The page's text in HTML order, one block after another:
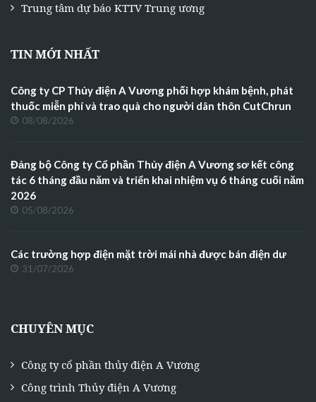
Trung tâm dự báo KTTV Trung ương
TIN MỚI NHẤT
Công ty CP Thủy điện A Vương phối hợp khám bệnh, phát
thuốc miễn phí và trao quà cho người dân thôn CutChrun
08/08/2026
Đảng bộ Công ty Cổ phần Thủy điện A Vương sơ kết công
tác 6 tháng đầu năm và triển khai nhiệm vụ 6 tháng cuối năm
2026
05/08/2026
Các trường hợp điện mặt trời mái nhà được bán điện dư
31/07/2026
CHUYÊN MỤC
Công ty cổ phần thủy điện A Vương
Công trình Thủy điện A Vương